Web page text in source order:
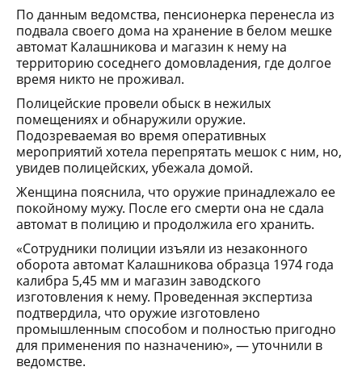
По данным ведомства, пенсионерка перенесла из
подвала своего дома на хранение в белом мешке
автомат Калашникова и магазин к нему на
территорию соседнего домовладения, где долгое
время никто не проживал.
Полицейские провели обыск в нежилых
помещениях и обнаружили оружие.
Подозреваемая во время оперативных
мероприятий хотела перепрятать мешок с ним, но,
увидев полицейских, убежала домой.
Женщина пояснила, что оружие принадлежало ее
покойному мужу. После его смерти она не сдала
автомат в полицию и продолжила его хранить.
«Сотрудники полиции изъяли из незаконного
оборота автомат Калашникова образца 1974 года
калибра 5,45 мм и магазин заводского
изготовления к нему. Проведенная экспертиза
подтвердила, что оружие изготовлено
промышленным способом и полностью пригодно
для применения по назначению», — уточнили в
ведомстве.